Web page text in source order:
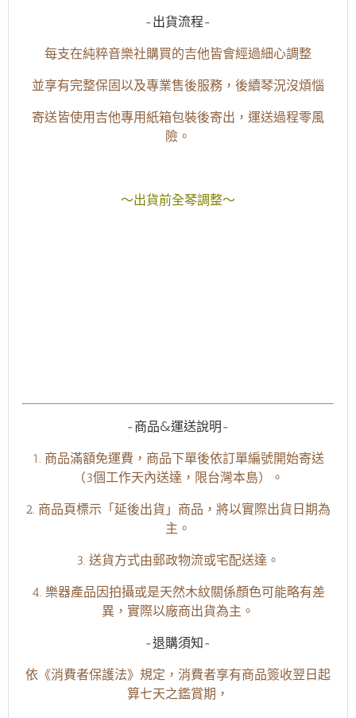
-出貨流程-
每支在純粹音樂社購買的吉他皆會經過細心調整
並享有完整保固以及專業售後服務，後續琴況沒煩惱
寄送皆使用吉他專用紙箱包裝後寄出，運送過程零風
險。
～出貨前全琴調整～
-商品&運送說明-
1. 商品滿額免運費，商品下單後依訂單編號開始寄送
（3個工作天內送達，限台灣本島）。
2. 商品頁標示「延後出貨」商品，將以實際出貨日期為
主。
3. 送貨方式由郵政物流或宅配送達。
4. 樂器產品因拍攝或是天然木紋關係顏色可能略有差
異，實際以廠商出貨為主。
-退購須知-
依《消費者保護法》規定，消費者享有商品簽收翌日起
算七天之鑑賞期，